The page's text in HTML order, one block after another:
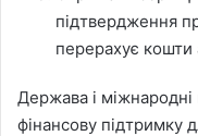
підтвердження
перерахує кошти
Держава і
фінансову підтримку